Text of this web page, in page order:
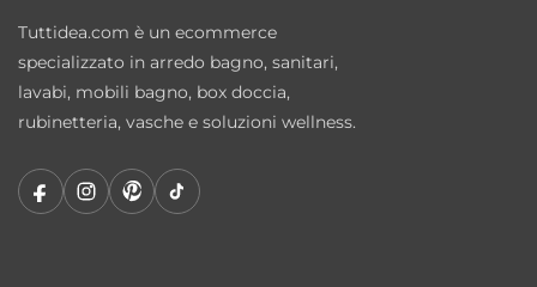
Tuttidea.com è un ecommerce
specializzato in arredo bagno, sanitari,
lavabi, mobili bagno, box doccia,
rubinetteria, vasche e soluzioni wellness.